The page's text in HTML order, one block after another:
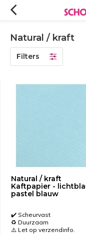
Natural / kraft
Filters
Natural / kraft
Kaftpapier -
pastel blauw
✔️ Scheurvast
♻️ Duurzaam
⚠️ Let op verzendinfo.